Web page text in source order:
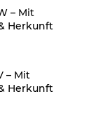
– Mit
Herkunft
– Mit
Herkunft